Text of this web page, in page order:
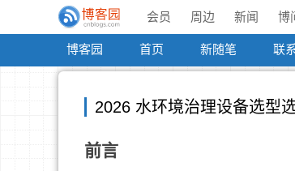
会员 周边 新闻 博
博客园 首页 新随笔 联
2026 水环境治理设备选型
前言